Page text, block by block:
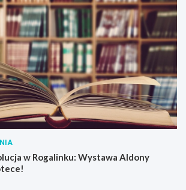
w Rogalinku: Wystawa Aldony